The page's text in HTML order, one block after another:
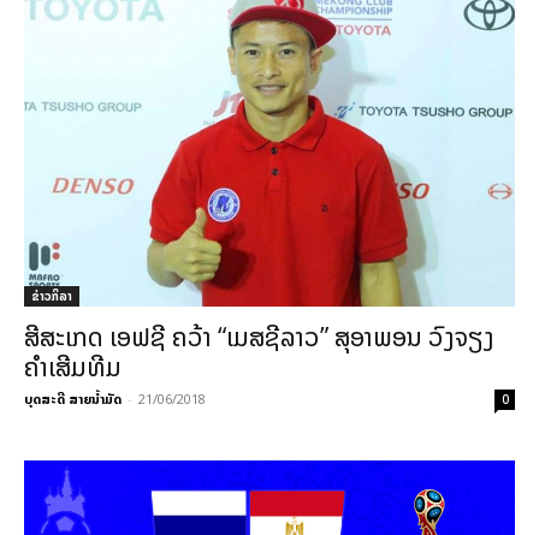
ຂ່າວກິລາ
ສີສະເກດ ເອຟຊີ ຄວ້າ “ເມສຊີລາວ” ສຸອາພອນ ວົງຈຽງ
ຄຳເສີມທີມ
ບຸດສະດີ ສາຍນ້ຳມັດ - 21/06/2018 0